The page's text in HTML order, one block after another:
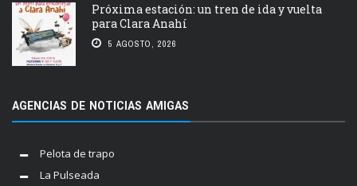
Próxima estación: un tren de ida y vuelta
para Clara Anahí
5 AGOSTO, 2026
AGENCIAS DE NOTICIAS AMIGAS
Pelota de trapo
La Pulseada